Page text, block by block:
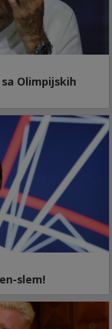
Olimpijskih
slem!